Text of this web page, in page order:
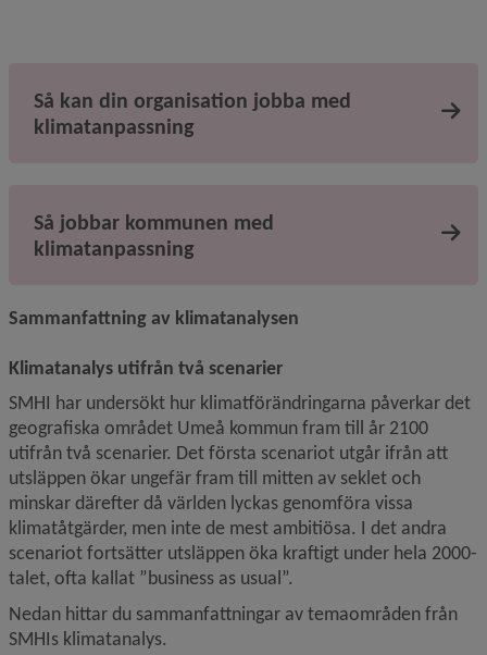
Så kan din organisation jobba med
klimatanpassning
Så jobbar kommunen med
klimatanpassning
Sammanfattning av klimatanalysen
Klimatanalys utifrån två scenarier
SMHI har undersökt hur klimatförändringarna påverkar det
geografiska området Umeå kommun fram till år 2100
utifrån två scenarier. Det första scenariot utgår ifrån att
utsläppen ökar ungefär fram till mitten av seklet och
minskar därefter då världen lyckas genomföra vissa
klimatåtgärder, men inte de mest ambitiösa. I det andra
scenariot fortsätter utsläppen öka kraftigt under hela 2000-
talet, ofta kallat ”business as usual”.
Nedan hittar du sammanfattningar av temaområden från
SMHIs klimatanalys.